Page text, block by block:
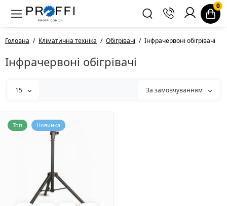
0
Головна Кліматична техніка Обігрівачі Інфрачервоні обігрівачі
Інфрачервоні обігрівачі
15 За замовчуванням
Топ Новинка